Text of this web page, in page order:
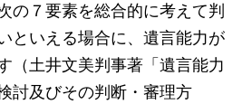
の７要素を総合的に考えて判
といえる場合に、遺言能力が
（土井文美判事著「遺言能力
討及びその判断・審理方